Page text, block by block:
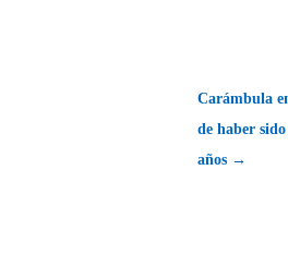
Carámbula
de haber
años →